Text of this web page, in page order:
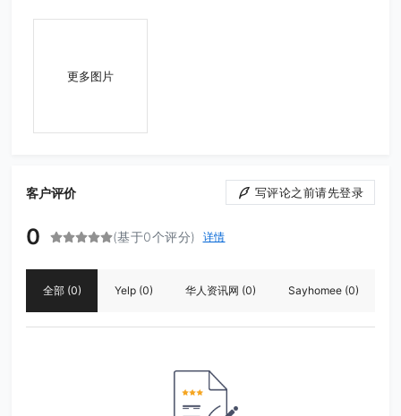
更多图片
客户评价 写评论之前请先登录
0 (基于0个评分) 详情
全部 (0) Yelp (0) 华人资讯网 (0) Sayhomee (0)